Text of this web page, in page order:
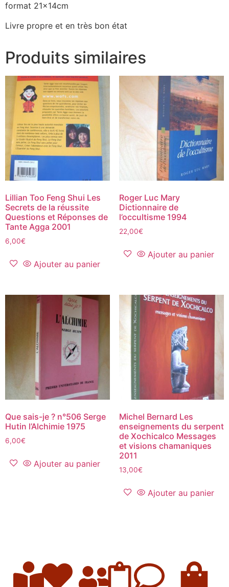
format 21x14cm
Livre propre et en très bon état
Produits similaires
Lillian Too Feng Shui Les
Secrets de la réussite
Questions et Réponses de
Tante Agga 2001
6,00€
Ajouter au panier
Roger Luc Mary
Dictionnaire de
l’occultisme 1994
22,00€
Ajouter au panier
Que sais-je ? n°506 Serge
Hutin l’Alchimie 1975
6,00€
Ajouter au panier
Michel Bernard Les
enseignements du serpent
de Xochicalco Messages
et visions chamaniques
2011
13,00€
Ajouter au panier